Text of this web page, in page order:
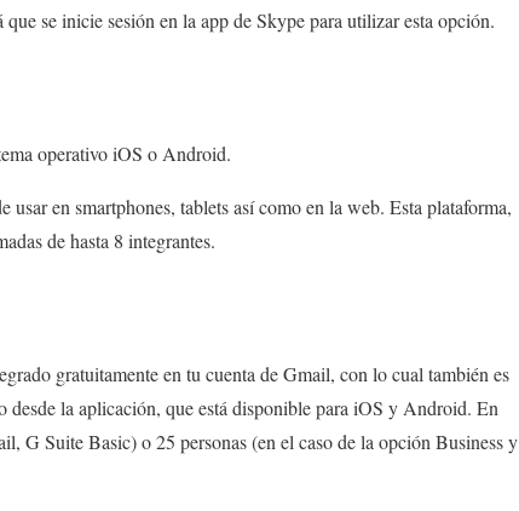
se inicie sesión en la app de Skype para utilizar esta opción.
operativo iOS o Android.
en smartphones, tablets así como en la web. Esta plataforma,
de hasta 8 integrantes.
gratuitamente en tu cuenta de Gmail, con lo cual también es
la aplicación, que está disponible para iOS y Android. En
G Suite Basic) o 25 personas (en el caso de la opción Business y